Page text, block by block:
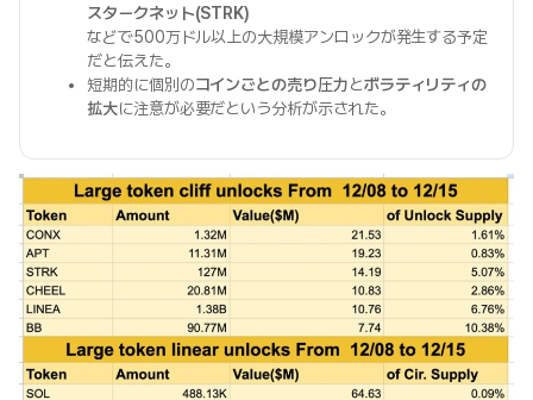
スタークネット(STRK)
などで500万ドル以上の大規模アンロックが発生する予定
だと伝えた。
短期的に個別のコインごとの売り圧力とボラティリティの
拡大に注意が必要だという分析が示された。